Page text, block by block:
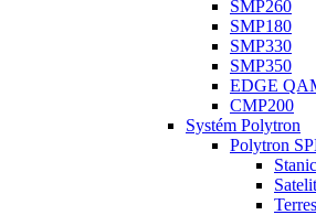
SMP260
SMP180
SMP330
SMP350
EDGE
CMP200
Systém Polytron
Polytron